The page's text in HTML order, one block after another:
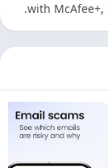
with McAfee+,